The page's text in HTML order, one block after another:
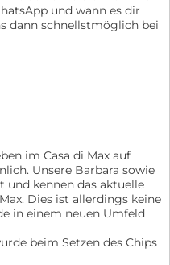
und wann es dir
dann schnellstmöglich bei
im Casa di Max auf
Unsere Barbara sowie
kennen das aktuelle
Dies ist allerdings keine
in einem neuen Umfeld
beim Setzen des Chips